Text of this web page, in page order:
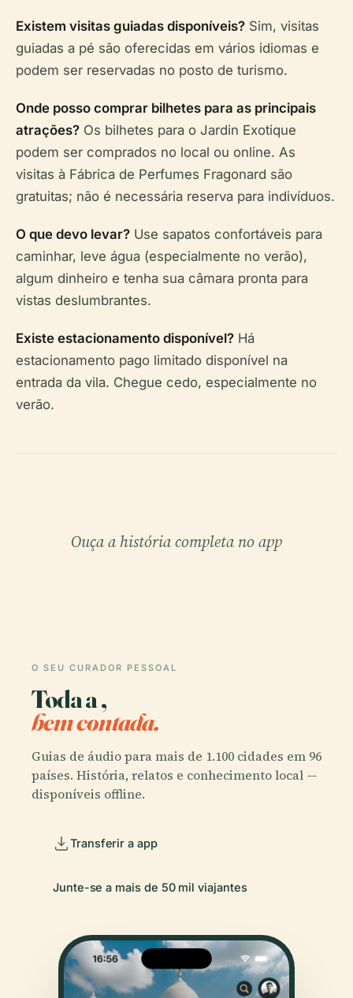
Existem visitas guiadas disponíveis? Sim, visitas
guiadas a pé são oferecidas em vários idiomas e
podem ser reservadas no posto de turismo.
Onde posso comprar bilhetes para as principais
atrações? Os bilhetes para o Jardin Exotique
podem ser comprados no local ou online. As
visitas à Fábrica de Perfumes Fragonard são
gratuitas; não é necessária reserva para indivíduos.
O que devo levar? Use sapatos confortáveis para
caminhar, leve água (especialmente no verão),
algum dinheiro e tenha sua câmara pronta para
vistas deslumbrantes.
Existe estacionamento disponível? Há
estacionamento pago limitado disponível na
entrada da vila. Chegue cedo, especialmente no
verão.
Ouça a história completa no app
O SEU CURADOR PESSOAL
Toda a ,
bem contada.
Guias de áudio para mais de 1.100 cidades em 96
países. História, relatos e conhecimento local —
disponíveis offline.
Transferir a app
Junte-se a mais de 50 mil viajantes